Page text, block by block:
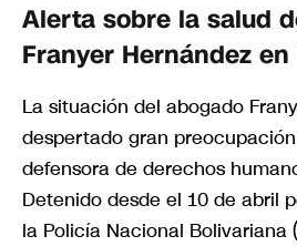
Alerta sobre la salud
Franyer Hernández en
La situación del abogado
despertado gran
defensora de derechos
Detenido desde el 10 de abril
la Policía Nacional Bolivariana